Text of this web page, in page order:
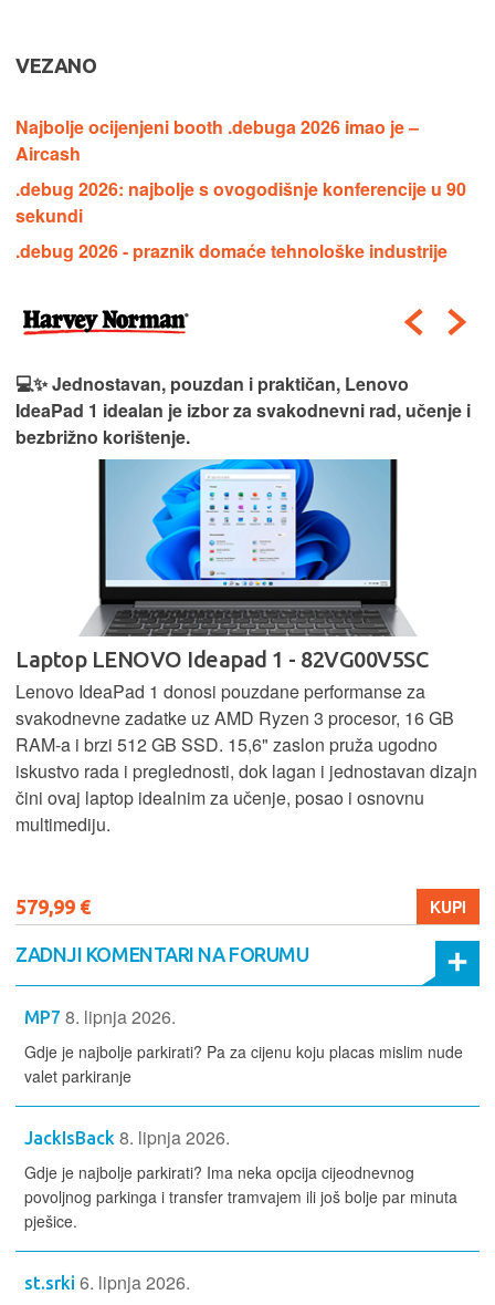
VEZANO
Najbolje ocijenjeni booth .debuga 2026 imao je –
Aircash
.debug 2026: najbolje s ovogodišnje konferencije u 90
sekundi
.debug 2026 - praznik domaće tehnološke industrije
💻✨ Jednostavan, pouzdan i praktičan, Lenovo
IdeaPad 1 idealan je izbor za svakodnevni rad, učenje i
bezbrižno korištenje.
Laptop LENOVO Ideapad 1 - 82VG00V5SC
Lenovo IdeaPad 1 donosi pouzdane performanse za
svakodnevne zadatke uz AMD Ryzen 3 procesor, 16 GB
RAM-a i brzi 512 GB SSD. 15,6" zaslon pruža ugodno
iskustvo rada i preglednosti, dok lagan i jednostavan dizajn
čini ovaj laptop idealnim za učenje, posao i osnovnu
multimediju.
579,99 € KUPI
ZADNJI KOMENTARI NA FORUMU
MP7 8. lipnja 2026.
Gdje je najbolje parkirati? Pa za cijenu koju placas mislim nude
valet parkiranje
JackIsBack 8. lipnja 2026.
Gdje je najbolje parkirati? Ima neka opcija cijeodnevnog
povoljnog parkinga i transfer tramvajem ili još bolje par minuta
pješice.
st.srki 6. lipnja 2026.